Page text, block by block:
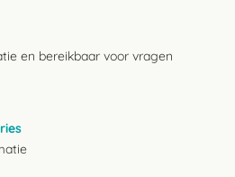
en bereikbaar voor vragen